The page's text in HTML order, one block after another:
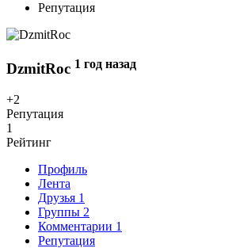
Репутация
DzmitRoc 1 год назад
+2
Репутация
1
Рейтинг
Профиль
Лента
Друзья 1
Группы 2
Комментарии 1
Репутация